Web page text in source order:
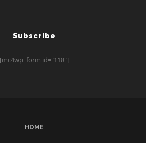
Subscribe
[mc4wp_form id="118"]
HOME